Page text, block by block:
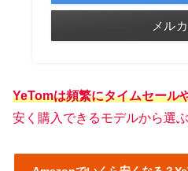
メルカ
YeTomは頻繁にタイムセール
安く購入できるモデルから選